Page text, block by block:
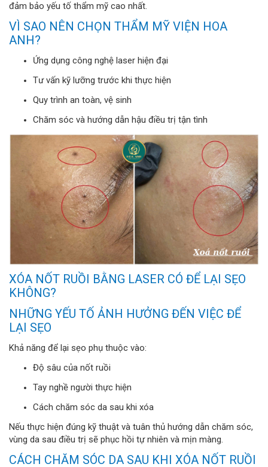
đảm bảo yếu tố thẩm mỹ cao nhất.
VÌ SAO NÊN CHỌN THẨM MỸ VIỆN HOA
ANH?
Ứng dụng công nghệ laser hiện đại
Tư vấn kỹ lưỡng trước khi thực hiện
Quy trình an toàn, vệ sinh
Chăm sóc và hướng dẫn hậu điều trị tận tình
XÓA NỐT RUỒI BẰNG LASER CÓ ĐỂ LẠI SẸO
KHÔNG?
NHỮNG YẾU TỐ ẢNH HƯỞNG ĐẾN VIỆC ĐỂ
LẠI SẸO
Khả năng để lại sẹo phụ thuộc vào:
Độ sâu của nốt ruồi
Tay nghề người thực hiện
Cách chăm sóc da sau khi xóa
Nếu thực hiện đúng kỹ thuật và tuân thủ hướng dẫn chăm sóc,
vùng da sau điều trị sẽ phục hồi tự nhiên và mịn màng.
CÁCH CHĂM SÓC DA SAU KHI XÓA NỐT RUỒI